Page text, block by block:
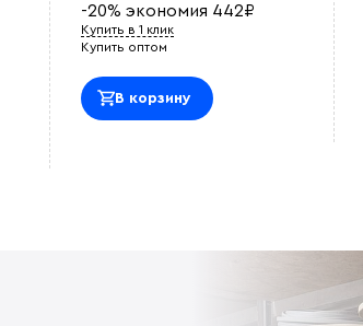
-20% экономия 442₽
Купить в 1 клик
Купить оптом
В корзину